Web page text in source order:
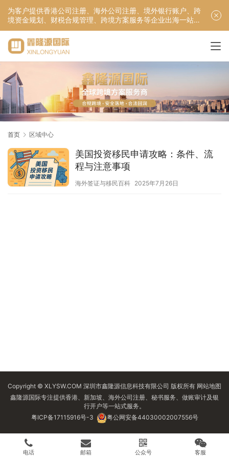
为客户提供香港公司注册、海外公司注册、境外银行账户、跨
境资金规划、财税合规管理、跨境方案服务等企业出海一站式
服务！
首页 区域中心
美国投资移民申请攻略：条件、流
程与注意事项
海外签证与移民百科 2025年7月26日
Copyright © XLYSW.COM 深圳市鑫隆源信息科技有限公司 版权所有 网站地图
鑫隆源国际专注提供香港、新加坡、海外公司注册、秘书服务、做账审计及银
行开户等一站式服务。
粤ICP备17115916号-3
粤公网安备44030002007556号
电话 邮箱 公众号 客服